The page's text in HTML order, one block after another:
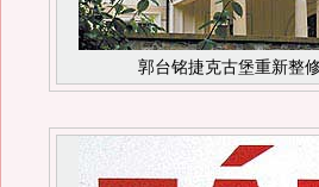
郭台铭捷克古堡重新整